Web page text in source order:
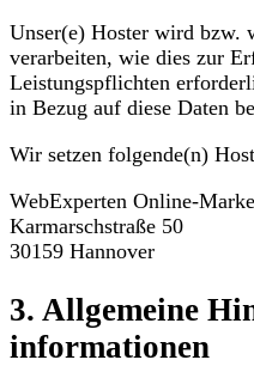
Unser(e) Hoster wird bzw.
verarbeiten, wie dies zur
Leistungspflichten
in Bezug auf diese Daten
Wir setzen folgende(n)
WebExperten Online-
Karmarschstraße 50
30159 Hannover
3. Allgemeine
informationen